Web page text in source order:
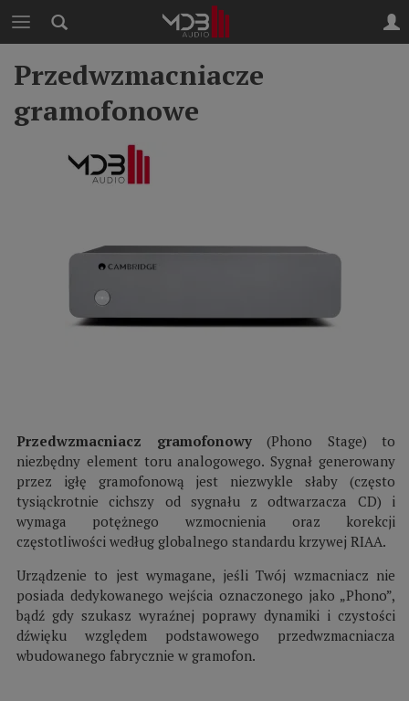
Przedwzmacniacze
gramofonowe
Przedwzmacniacz gramofonowy(Phono Stage) to
niezbędny element toru analogowego. Sygnał generowany
przez igłę gramofonową jest niezwykle słaby (często
tysiąckrotnie cichszy od sygnału z odtwarzacza CD) i
wymaga potężnego wzmocnienia oraz korekcji
częstotliwości według globalnego standardu krzywej RIAA.
Urządzenie to jest wymagane, jeśli Twój wzmacniacz nie
posiada dedykowanego wejścia oznaczonego jako „Phono”,
bądź gdy szukasz wyraźnej poprawy dynamiki i czystości
dźwięku względem podstawowego przedwzmacniacza
wbudowanego fabrycznie w gramofon.